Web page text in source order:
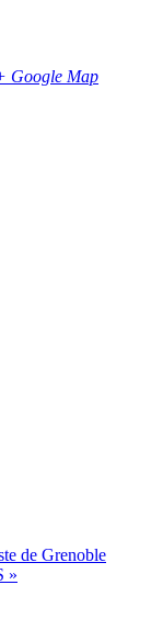
Google Map
de Grenoble
»